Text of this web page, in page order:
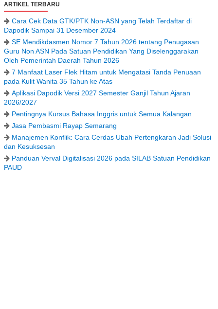
ARTIKEL TERBARU
Cara Cek Data GTK/PTK Non-ASN yang Telah Terdaftar di
Dapodik Sampai 31 Desember 2024
SE Mendikdasmen Nomor 7 Tahun 2026 tentang Penugasan
Guru Non ASN Pada Satuan Pendidikan Yang Diselenggarakan
Oleh Pemerintah Daerah Tahun 2026
7 Manfaat Laser Flek Hitam untuk Mengatasi Tanda Penuaan
pada Kulit Wanita 35 Tahun ke Atas
Aplikasi Dapodik Versi 2027 Semester Ganjil Tahun Ajaran
2026/2027
Pentingnya Kursus Bahasa Inggris untuk Semua Kalangan
Jasa Pembasmi Rayap Semarang
Manajemen Konflik: Cara Cerdas Ubah Pertengkaran Jadi Solusi
dan Kesuksesan
Panduan Verval Digitalisasi 2026 pada SILAB Satuan Pendidikan
PAUD